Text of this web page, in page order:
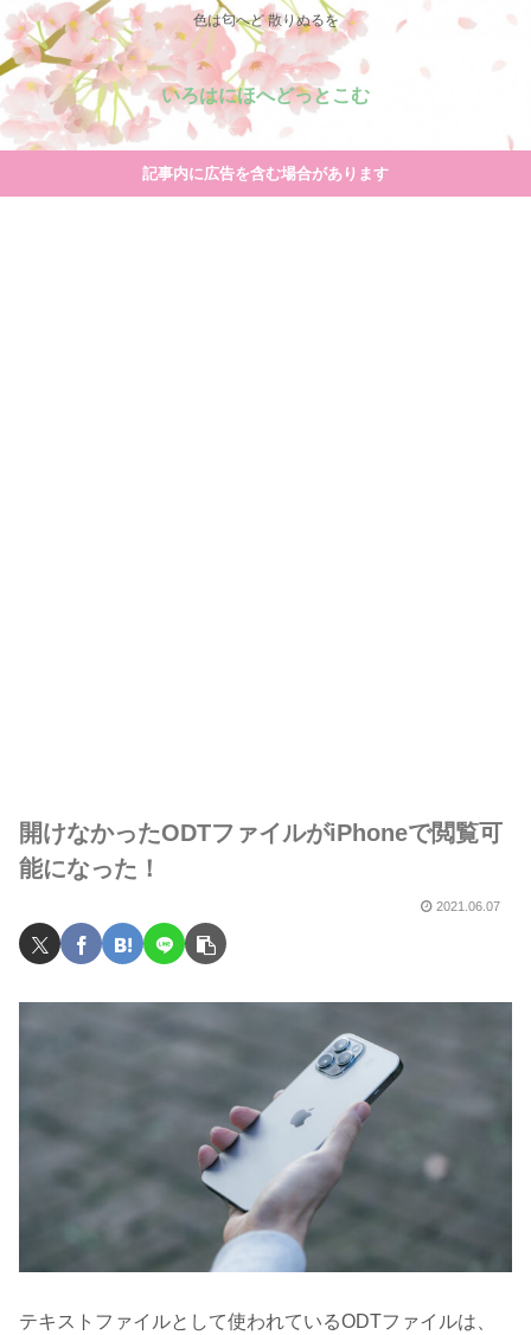
色は匂へど 散りぬるを
いろはにほへどっとこむ
記事内に広告を含む場合があります
開けなかったODTファイルがiPhoneで閲覧可
能になった！
2021.06.07
テキストファイルとして使われているODTファイルは、